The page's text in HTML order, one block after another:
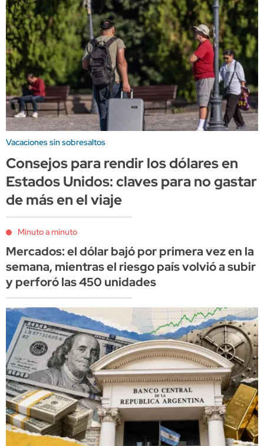
Vacaciones sin sobresaltos
Consejos para rendir los dólares en
Estados Unidos: claves para no gastar
de más en el viaje
Minuto a minuto
Mercados: el dólar bajó por primera vez en la
semana, mientras el riesgo país volvió a subir
y perforó las 450 unidades